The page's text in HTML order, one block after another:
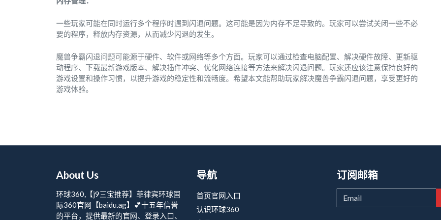
一些玩家可能在同时运行多个程序时遇到闪退问题。这可能是因为内存不足导致的。玩家可以尝试关闭一些不必
要的程序，释放内存资源，从而减少闪退的发生。
魔兽争霸闪退问题可能源于硬件、软件或网络等多个方面。玩家可以通过检查电脑配置、解决硬件故障、更新驱
动程序、下载最新游戏版本、解决插件冲突、优化网络连接等方法来解决闪退问题。玩家还应该注意保持良好的
游戏设置和操作习惯，以提升游戏的稳定性和流畅度。希望本文能帮助玩家解决魔兽争霸闪退问题，享受更好的
游戏体验。
About Us
环球360,【j9三宝推荐】菲律宾环球国
际360官网【baidu.ag】💕十五年信誉
的平台，提供最新的官网、登录入口、
导航
首页官网入口
认识环球360
订阅邮箱